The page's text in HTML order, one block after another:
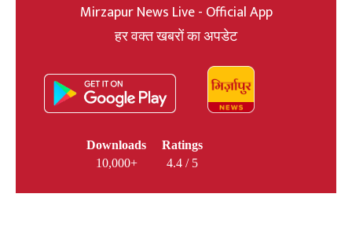
Mirzapur News Live - Official App
हर वक्त खबरों का अपडेट
Downloads
10,000+
Ratings
4.4 / 5